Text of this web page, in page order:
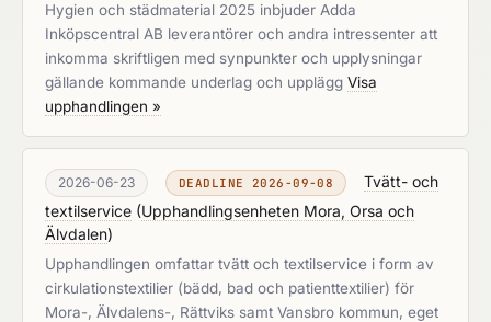
Hygien och städmaterial 2025 inbjuder Adda
Inköpscentral AB leverantörer och andra intressenter att
inkomma skriftligen med synpunkter och upplysningar
gällande kommande underlag och upplägg Visa
upphandlingen »
2026-06-23 DEADLINE 2026-09-08
Tvätt- och
textilservice (Upphandlingsenheten Mora, Orsa och
Älvdalen)
Upphandlingen omfattar tvätt och textilservice i form av
cirkulationstextilier (bädd, bad och patienttextilier) för
Mora-, Älvdalens-, Rättviks samt Vansbro kommun, eget